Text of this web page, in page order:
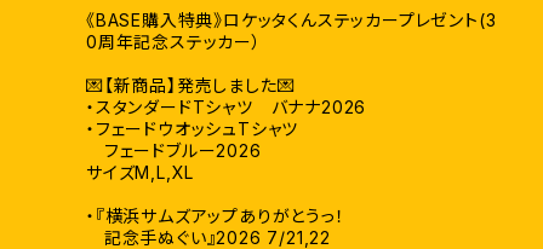
《BASE購入特典》ロケッタくんステッカープレゼント(3
0周年記念ステッカー）
💌【新商品】発売しました💌
・スタンダードTシャツ バナナ2026
・フェードウオッシュTシャツ
フェードブルー2026
サイズM,L,XL
・『横浜サムズアップありがとうっ！
記念手ぬぐい』2026 7/21,22